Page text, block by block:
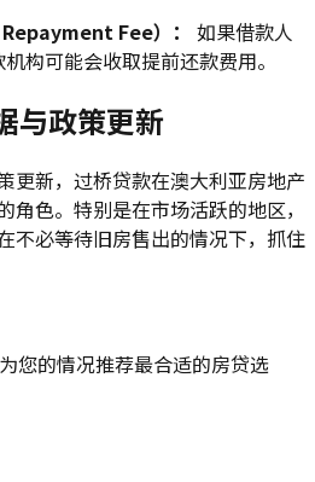
Fee）：
如果借款人
构可能会收取提前还款费用。
与政策更新
更新，过桥贷款在澳大利亚房地产
色。特别是在市场活跃的地区，
不必等待旧房售出的情况下，抓住
您的情况推荐最合适的房贷选